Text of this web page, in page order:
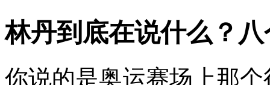
林丹到底在说什么？
你说的是奥运赛场上那